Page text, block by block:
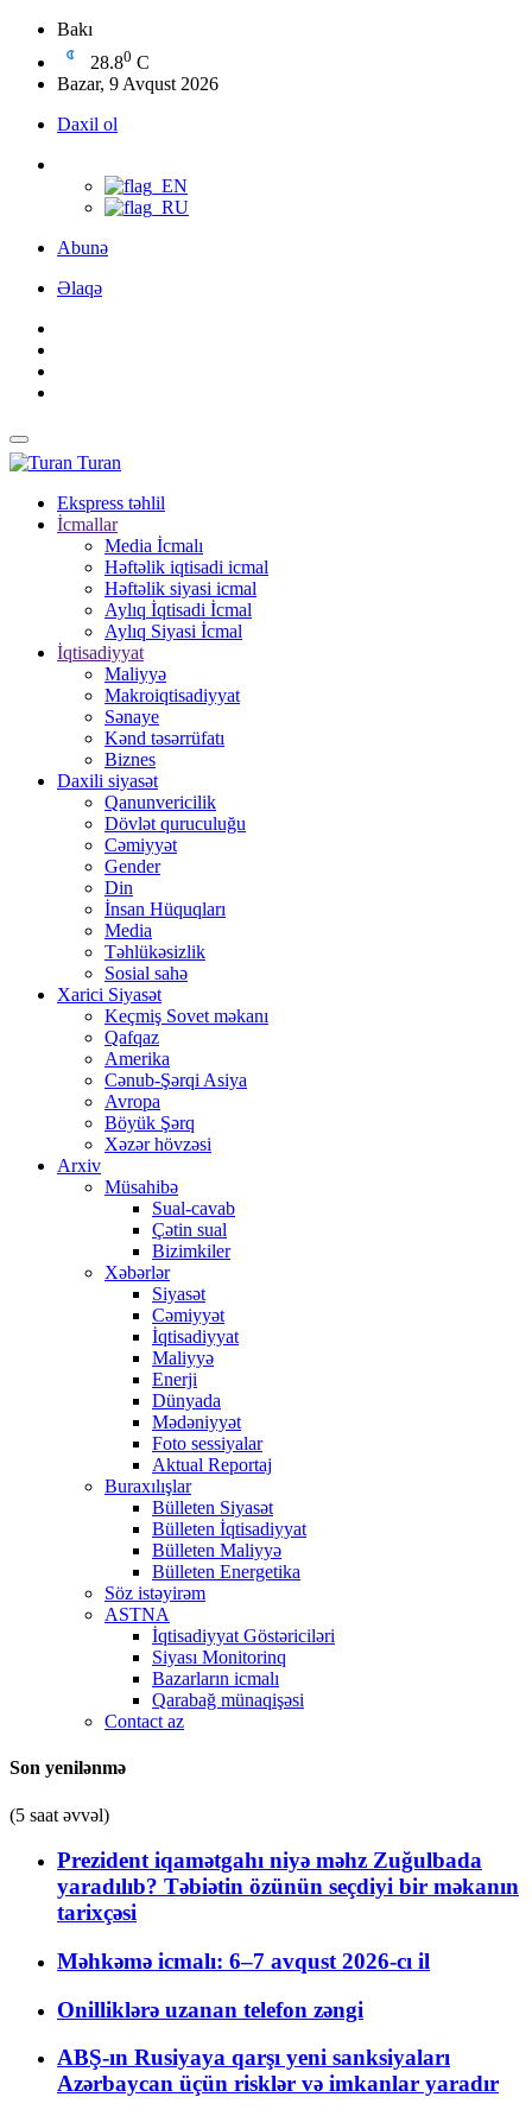
Bakı
28.80 C
Bazar, 9 Avqust 2026
Daxil ol
Abunə
Əlaqə
Turan
Ekspress təhlil
İcmallar
Media İcmalı
Həftəlik iqtisadi icmal
Həftəlik siyasi icmal
Aylıq İqtisadi İcmal
Aylıq Siyasi İcmal
İqtisadiyyat
Maliyyə
Makroiqtisadiyyat
Sənaye
Kənd təsərrüfatı
Biznes
Daxili siyasət
Qanunvericilik
Dövlət quruculuğu
Cəmiyyət
Gender
Din
İnsan Hüquqları
Media
Təhlükəsizlik
Sosial sahə
Xarici Siyasət
Keçmiş Sovet məkanı
Qafqaz
Amerika
Cənub-Şərqi Asiya
Avropa
Böyük Şərq
Xəzər hövzəsi
Arxiv
Müsahibə
Sual-cavab
Çətin sual
Bizimkiler
Xəbərlər
Siyasət
Cəmiyyət
İqtisadiyyat
Maliyyə
Enerji
Dünyada
Mədəniyyət
Foto sessiyalar
Aktual Reportaj
Buraxılışlar
Bülleten Siyasət
Bülleten İqtisadiyyat
Bülleten Maliyyə
Bülleten Energetika
Söz istəyirəm
ASTNA
İqtisadiyyat Göstəriciləri
Siyası Monitorinq
Bazarların icmalı
Qarabağ münaqişəsi
Contact az
Son yenilənmə
(5 saat əvvəl)
Prezident iqamətgahı niyə məhz Zuğulbada
yaradılıb? Təbiətin özünün seçdiyi bir məkanın
tarixçəsi
Məhkəmə icmalı: 6–7 avqust 2026-cı il
Onilliklərə uzanan telefon zəngi
ABŞ-ın Rusiyaya qarşı yeni sanksiyaları
Azərbaycan üçün risklər və imkanlar yaradır